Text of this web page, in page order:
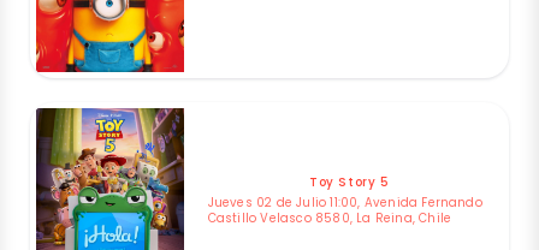
Toy Story 5
Jueves 02 de Julio 11:00, Avenida Fernando
Castillo Velasco 8580, La Reina, Chile